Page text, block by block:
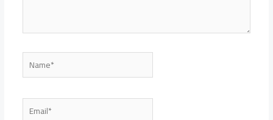
Name*
Email*